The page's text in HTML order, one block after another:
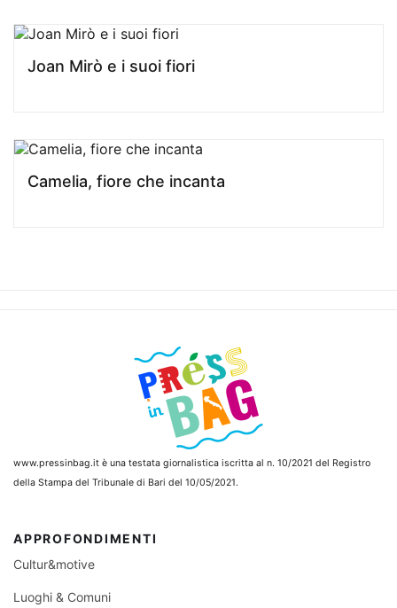
Joan Mirò e i suoi fiori
Camelia, fiore che incanta
www.pressinbag.it è una testata giornalistica iscritta al n. 10/2021 del Registro
della Stampa del Tribunale di Bari del 10/05/2021.
APPROFONDIMENTI
Cultur&motive
Luoghi & Comuni